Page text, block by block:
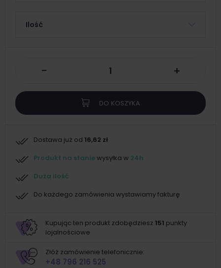
Ilość
- +
DO KOSZYKA
Dostawa już od 16,62 zł
Produkt na staniewysyłka w 24h
Duża ilość
Do każdego zamówienia wystawiamy fakturę
Kupując ten produkt zdobędziesz 151 punkty
lojalnościowe
Złóż zamówienie telefonicznie:
+48 796 216 525